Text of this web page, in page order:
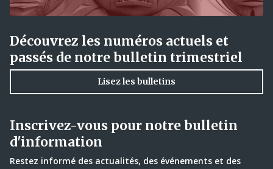
Découvrez les numéros actuels et
passés de notre bulletin trimestriel
Lisez les bulletins
Inscrivez-vous pour notre bulletin
d'information
Restez informé des actualités, des événements et des